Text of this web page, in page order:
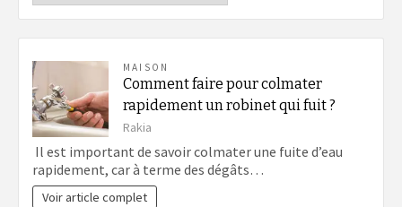
MAISON
Comment faire pour colmater
rapidement un robinet qui fuit ?
Rakia
Il est important de savoir colmater une fuite d’eau
rapidement, car à terme des dégâts…
Voir article complet